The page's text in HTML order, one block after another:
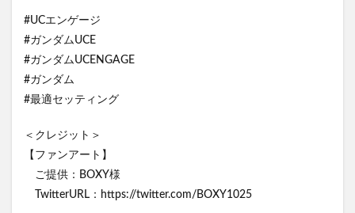
#UCエンゲージ
#ガンダムUCE
#ガンダムUCENGAGE
#ガンダム
#最適セッティング
＜クレジット＞
【ファンアート】
ご提供：BOXY様
TwitterURL：https://twitter.com/BOXY1025